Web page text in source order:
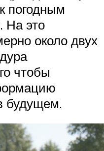
погодным
На это
около двух
чтобы
будущем.